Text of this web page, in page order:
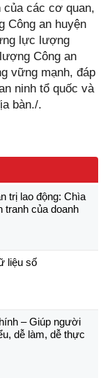
của các cơ quan,
Công an huyện
lực lượng
Công an
vững mạnh, đáp
ninh tổ quốc và
bàn./.
trị lao động: Chìa
tranh của doanh
liệu số
– Giúp người
dễ làm, dễ thực